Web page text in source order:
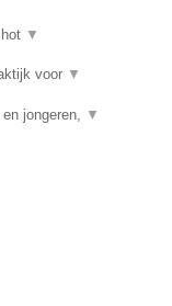
▼
voor ▼
jongeren, ▼